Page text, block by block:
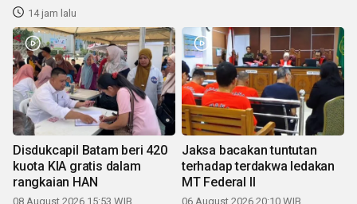
14 jam lalu
Disdukcapil Batam beri 420
kuota KIA gratis dalam
rangkaian HAN
08 August 2026 15:53 WIB
Jaksa bacakan tuntutan
terhadap terdakwa ledakan
MT Federal II
06 August 2026 20:10 WIB